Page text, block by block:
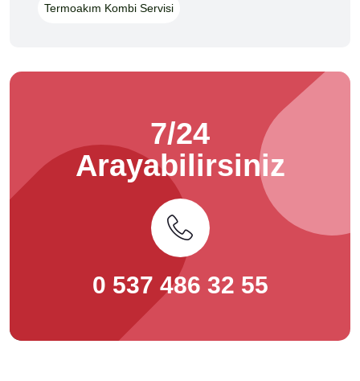
Termoakım Kombi Servisi
7/24
Arayabilirsiniz
0 537 486 32 55